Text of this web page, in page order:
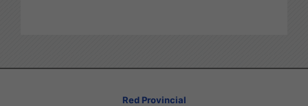
Red Provincial